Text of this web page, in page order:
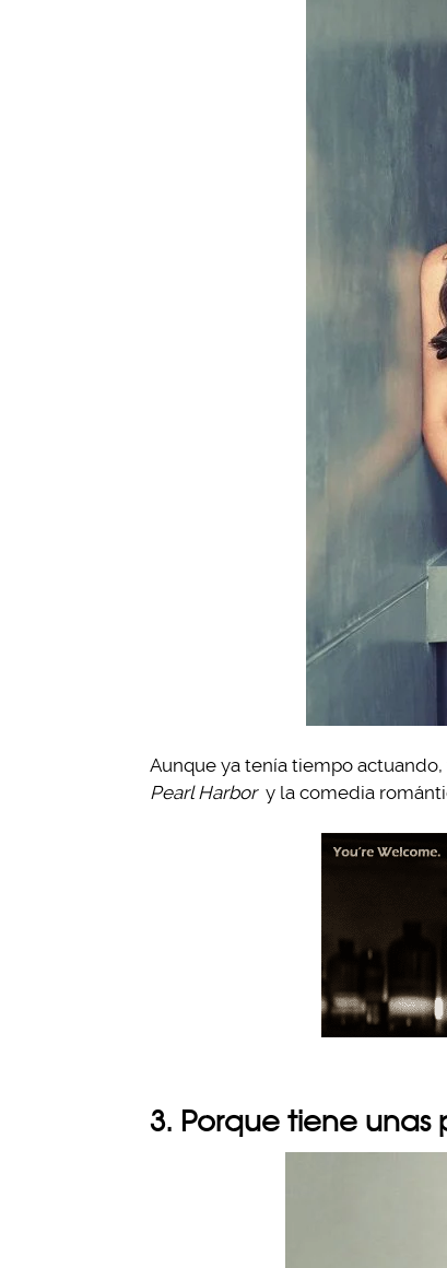
Aunque ya tenía tiempo
Pearl Harbor y la comedia
3. Porque tiene unas